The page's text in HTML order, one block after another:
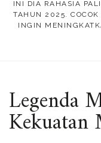
INI DIA RAHASIA
TAHUN 2025.
INGIN
Legenda
Kekuatan